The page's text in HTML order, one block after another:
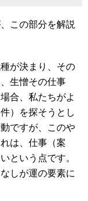
この部分を解説
が決まり、その
生憎その仕事
合、私たちがよ
）を探そうとし
ですが、このや
は、仕事（案
という点です。
しが運の要素に